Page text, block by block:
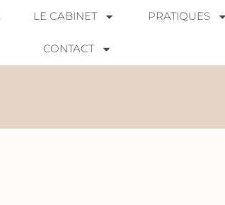
LE CABINET PRATIQUES
CONTACT